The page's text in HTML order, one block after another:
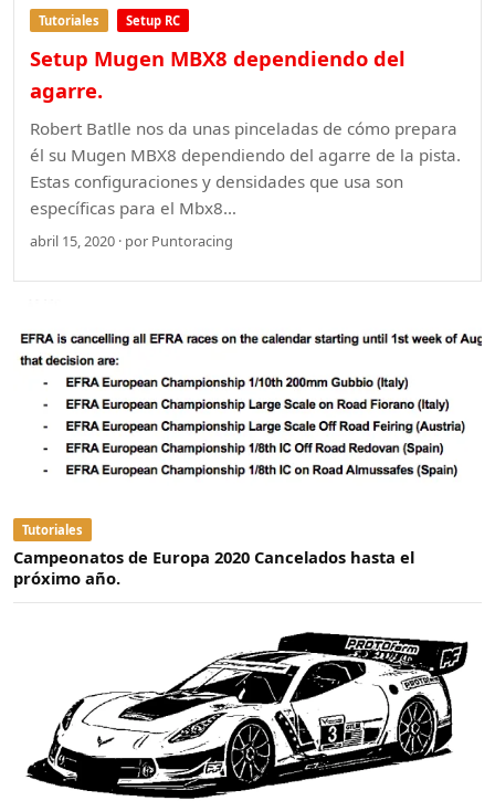
Tutoriales Setup RC
Setup Mugen MBX8 dependiendo del
agarre.
Robert Batlle nos da unas pinceladas de cómo prepara
él su Mugen MBX8 dependiendo del agarre de la pista.
Estas configuraciones y densidades que usa son
específicas para el Mbx8…
abril 15, 2020 · por Puntoracing
Tutoriales
Campeonatos de Europa 2020 Cancelados hasta el
próximo año.